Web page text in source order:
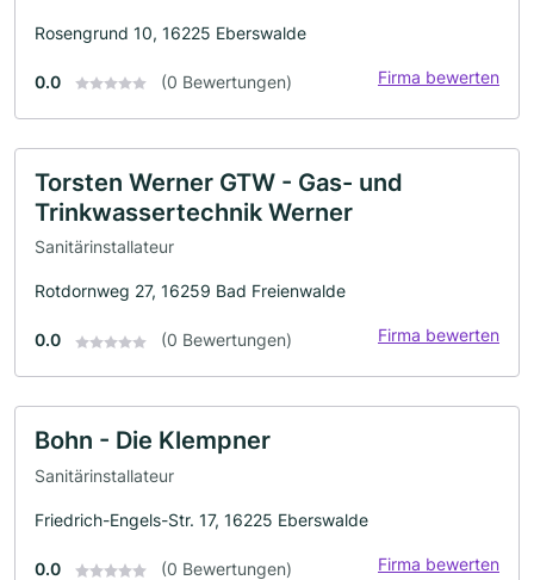
Rosengrund 10, 16225 Eberswalde
0.0 (0 Bewertungen) Firma bewerten
Torsten Werner GTW - Gas- und
Trinkwassertechnik Werner
Sanitärinstallateur
Rotdornweg 27, 16259 Bad Freienwalde
0.0 (0 Bewertungen) Firma bewerten
Bohn - Die Klempner
Sanitärinstallateur
Friedrich-Engels-Str. 17, 16225 Eberswalde
0.0 (0 Bewertungen) Firma bewerten